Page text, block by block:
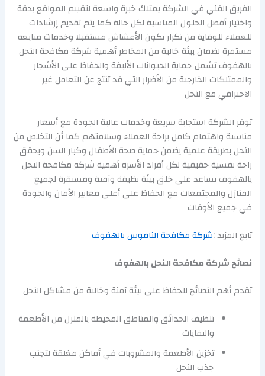
الفريق الفني في الشركة يمتلك خبرة واسعة لتقييم المواقع بدقة
واختيار أفضل الحلول المناسبة لكل حالة كما يتم تقديم إرشادات
للعملاء للوقاية من تكرار تكون الأعشاش مستقبلا وخدمات متابعة
مستمرة لضمان بيئة خالية من المخاطر أهمية شركة مكافحة النحل
بالهفوف تشمل حماية الحيوانات الأليفة والحفاظ على الأشجار
والممتلكات الخارجية من الأضرار التي قد تنتج عن التعامل غير
الاحترافي مع النحل
توفر الشركة استجابة سريعة وخدمات عالية الجودة مع أسعار
مناسبة واهتمام كامل براحة العملاء وسلامتهم كما أن التخلص من
النحل بطريقة علمية يضمن حماية صحة الأطفال وكبار السن ويحقق
راحة نفسية حقيقية لكل أفراد الأسرة أهمية شركة مكافحة النحل
بالهفوف تساعد على خلق بيئة نظيفة وآمنة ومستقرة لجميع
المنازل والمجتمعات مع الحفاظ على أعلى معايير الأمان والجودة
في جميع الأوقات
تابع المزيد :شركة مكافحة الناموس بالهفوف
نصائح شركة مكافحة النحل بالهفوف
تقدم أهم النصائح للحفاظ على بيئة آمنة وخالية من مشاكل النحل
تنظيف الحدائق والمناطق المحيطة بالمنزل من الأطعمة
والنفايات
تخزين الأطعمة والمشروبات في أماكن مغلقة لتجنب
جذب النحل